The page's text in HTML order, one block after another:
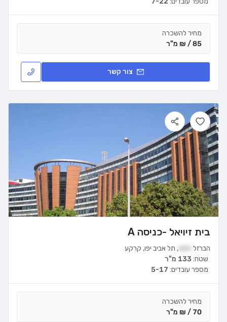
מחיר להשכרה
85 / ₪ מ"ר
צור קשר
בית זיויאל -כניסה A
הברזל , תל אביב יפו, קרקע
שטח:133 מ"ר
מספר עובדים: 5-17
מחיר להשכרה
70 / ₪ מ"ר